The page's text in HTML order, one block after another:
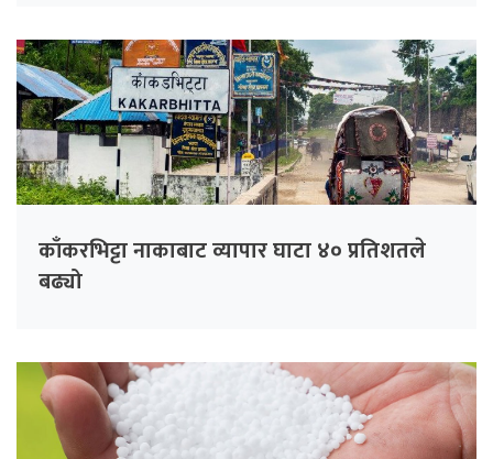
काँकरभिट्टा नाकाबाट व्यापार घाटा ४० प्रतिशतले
बढ्यो